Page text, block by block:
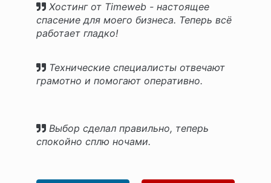
Хостинг от Timeweb - настоящее
спасение для моего бизнеса. Теперь всё
работает гладко!
Технические специалисты отвечают
грамотно и помогают оперативно.
Выбор сделал правильно, теперь
спокойно сплю ночами.